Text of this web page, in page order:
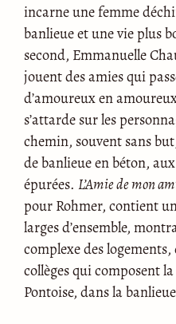
incarne une femme
banlieue et une vie plus
second, Emmanuelle
jouent des amies qui
d’amoureux en
s’attarde sur les
chemin, souvent sans
de banlieue en béton,
épurées. L’Amie de mon
pour Rohmer, contient
larges d’ensemble,
complexe des
collèges qui composent
Pontoise, dans la